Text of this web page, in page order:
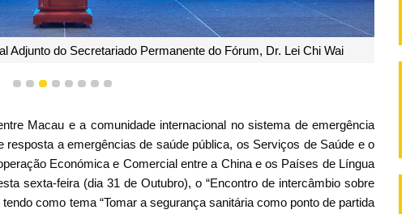
Adjunto do Secretariado Permanente do Fórum, Dr. Lei Chi Wai
1 2 3 4 5 6 7 8
Macau e a comunidade internacional no sistema de emergência
a emergências de saúde pública, os Serviços de Saúde e o
Económica e Comercial entre a China e os Países de Língua
sexta-feira (dia 31 de Outubro), o “Encontro de intercâmbio sobre
como tema “Tomar a segurança sanitária como ponto de partida